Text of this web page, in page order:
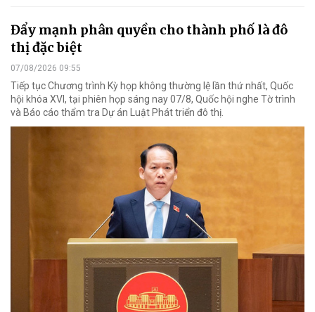
Đẩy mạnh phân quyền cho thành phố là đô
thị đặc biệt
07/08/2026 09:55
Tiếp tục Chương trình Kỳ họp không thường lệ lần thứ nhất, Quốc
hội khóa XVI, tại phiên họp sáng nay 07/8, Quốc hội nghe Tờ trình
và Báo cáo thẩm tra Dự án Luật Phát triển đô thị.